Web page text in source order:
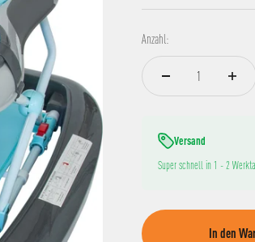
Anzahl:
Versand
Super schnell in 1 - 2
In den